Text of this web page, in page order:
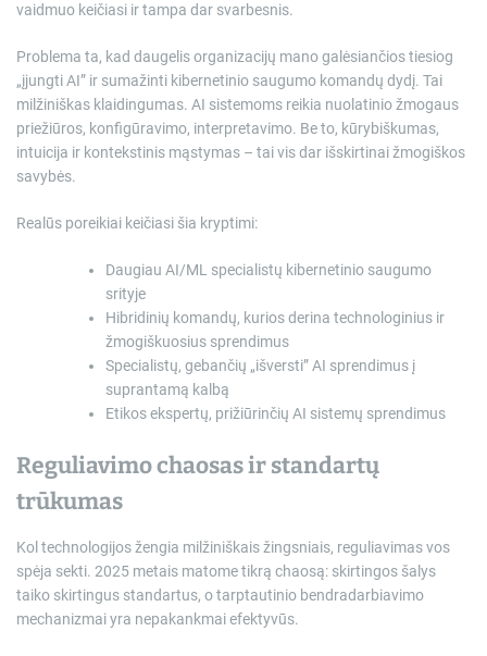
vaidmuo keičiasi ir tampa dar svarbesnis.
Problema ta, kad daugelis organizacijų mano galėsiančios tiesiog
„įjungti AI” ir sumažinti kibernetinio saugumo komandų dydį. Tai
milžiniškas klaidingumas. AI sistemoms reikia nuolatinio žmogaus
priežiūros, konfigūravimo, interpretavimo. Be to, kūrybiškumas,
intuicija ir kontekstinis mąstymas – tai vis dar išskirtinai žmogiškos
savybės.
Realūs poreikiai keičiasi šia kryptimi:
Daugiau AI/ML specialistų kibernetinio saugumo
srityje
Hibridinių komandų, kurios derina technologinius ir
žmogiškuosius sprendimus
Specialistų, gebančių „išversti” AI sprendimus į
suprantamą kalbą
Etikos ekspertų, prižiūrinčių AI sistemų sprendimus
Reguliavimo chaosas ir standartų
trūkumas
Kol technologijos žengia milžiniškais žingsniais, reguliavimas vos
spėja sekti. 2025 metais matome tikrą chaosą: skirtingos šalys
taiko skirtingus standartus, o tarptautinio bendradarbiavimo
mechanizmai yra nepakankmai efektyvūs.